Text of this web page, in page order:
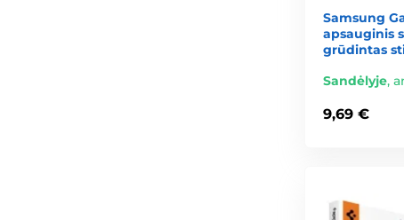
Samsung
apsauginis
grūdintas
Sandėlyje,
9,69 €